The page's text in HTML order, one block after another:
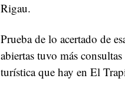
Rigau.
Prueba de lo acertado de
abiertas tuvo más
turística que hay en El